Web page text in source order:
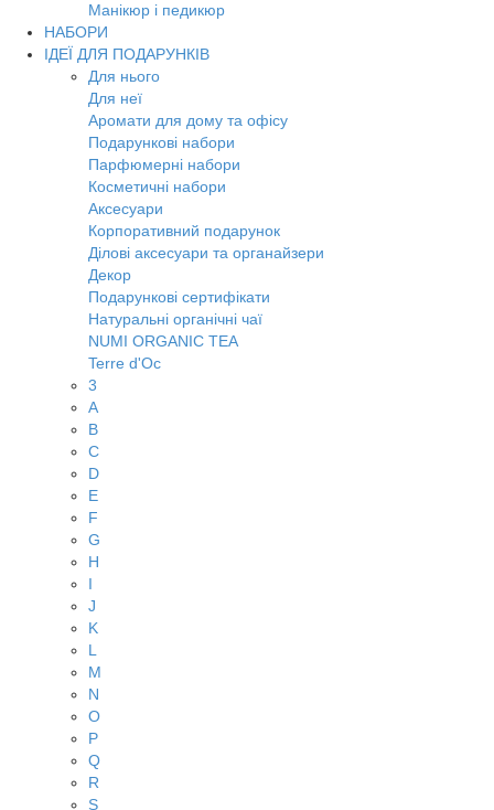
Манікюр і педикюр
НАБОРИ
ІДЕЇ ДЛЯ ПОДАРУНКІВ
Для нього
Для неї
Аромати для дому та офісу
Подарункові набори
Парфюмерні набори
Косметичні набори
Аксесуари
Корпоративний подарунок
Ділові аксесуари та органайзери
Декор
Подарункові сертифікати
Натуральні органічні чаї
NUMI ORGANIC TEA
Terre d'Oc
3
A
B
C
D
E
F
G
H
I
J
K
L
M
N
O
P
Q
R
S